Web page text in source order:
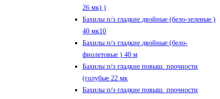
26 мк) )
Бахилы п/э гладкие двойные (бело-зеленые )
40 мк10
Бахилы п/э гладкие двойные (бело-
фиолетовые ) 40 м
Бахилы п/э гладкие повыш. прочности
(голубые 22 мк
Бахилы п/э гладкие повыш. прочности